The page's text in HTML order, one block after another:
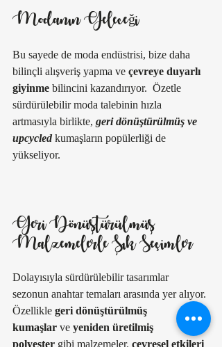
Modanın Geleceği
Bu sayede de moda endüstrisi, bize daha
bilinçli alışveriş yapma ve çevreye duyarlı
giyinme bilincini kazandırıyor.  Özetle
sürdürülebilir moda talebinin hızla
artmasıyla birlikte, geri dönüştürülmüş ve
upcycled kumaşların popülerliği de
yükseliyor.
Geri Dönüştürülmüş
Malzemelerle Şık Seçimler
Dolayısıyla sürdürülebilir tasarımlar
sezonun anahtar temaları arasında yer alıyor.
Özellikle geri dönüştürülmüş
kumaşlar ve yeniden üretilmiş
polyester gibi malzemeler, çevresel etkileri